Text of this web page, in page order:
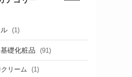
(1)
礎化粧品 (91)
リーム (1)